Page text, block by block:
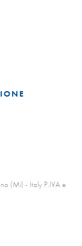
(Mi) - Italy P.IVA e